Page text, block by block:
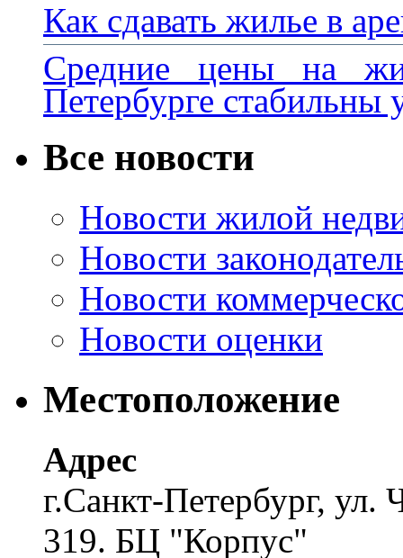
Как сдавать жилье в
Средние цены на
Петербурге стабильны
Все новости
Новости жилой
Новости
Новости
Новости оценки
Местоположение
Адрес
г.Санкт-Петербург, ул.
319. БЦ "Корпус"